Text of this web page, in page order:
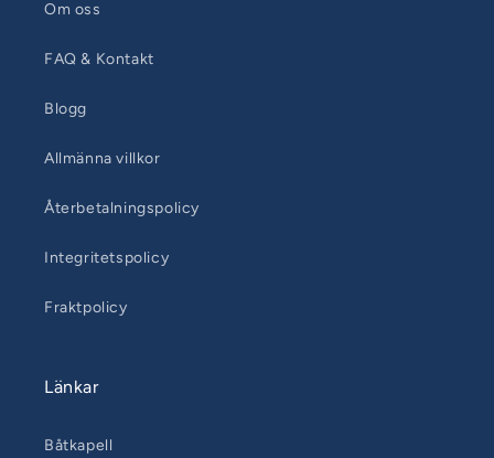
Om oss
FAQ & Kontakt
Blogg
Allmänna villkor
Återbetalningspolicy
Integritetspolicy
Fraktpolicy
Länkar
Båtkapell